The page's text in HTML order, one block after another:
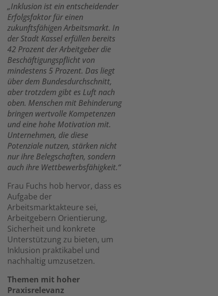
„Inklusion ist ein entscheidender
Erfolgsfaktor für einen
zukunftsfähigen Arbeitsmarkt. In
der Stadt Kassel erfüllen bereits
42 Prozent der Arbeitgeber die
Beschäftigungspflicht von
mindestens 5 Prozent. Das liegt
über dem Bundesdurchschnitt,
aber trotzdem gibt es Luft nach
oben. Menschen mit Behinderung
bringen wertvolle Kompetenzen
und eine hohe Motivation mit.
Unternehmen, die diese
Potenziale nutzen, stärken nicht
nur ihre Belegschaften, sondern
auch ihre Wettbewerbsfähigkeit.“
Frau Fuchs hob hervor, dass es
Aufgabe der
Arbeitsmarktakteure sei,
Arbeitgebern Orientierung,
Sicherheit und konkrete
Unterstützung zu bieten, um
Inklusion praktikabel und
nachhaltig umzusetzen.
Themen mit hoher
Praxisrelevanz